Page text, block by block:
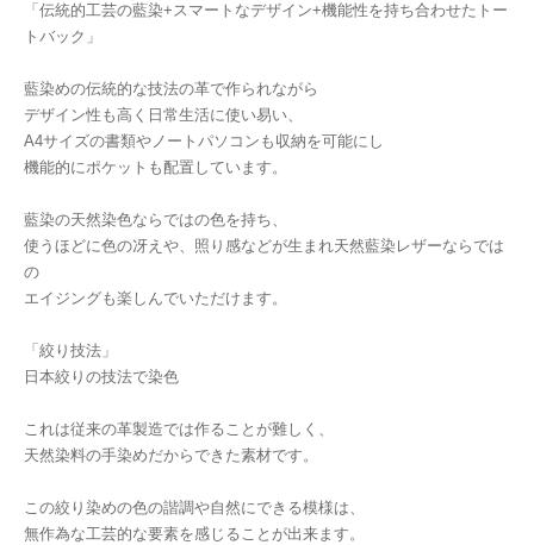
「伝統的工芸の藍染+スマートなデザイン+機能性を持ち合わせたトー
トバック」
藍染めの伝統的な技法の革で作られながら
デザイン性も高く日常生活に使い易い、
A4サイズの書類やノートパソコンも収納を可能にし
機能的にポケットも配置しています。
藍染の天然染色ならではの色を持ち、
使うほどに色の冴えや、照り感などが生まれ天然藍染レザーならでは
の
エイジングも楽しんでいただけます。
「絞り技法」
日本絞りの技法で染色
これは従来の革製造では作ることが難しく、
天然染料の手染めだからできた素材です。
この絞り染めの色の諧調や自然にできる模様は、
無作為な工芸的な要素を感じることが出来ます。